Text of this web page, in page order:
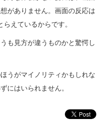
がありません。画面の反応は
えているからです。
も見方が違うものかと驚愕し
うがマイノリティかもしれな
にはいられません。